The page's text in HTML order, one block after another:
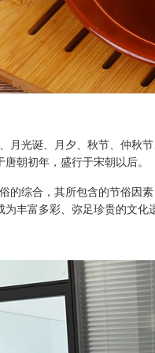
光诞、月夕、秋节、仲秋
朝初年，盛行于宋朝以后。
综合，其所包含的节俗因
丰富多彩、弥足珍贵的文化